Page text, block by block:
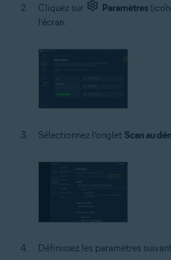
Cliquez sur Paramètres
l’écran.
Sélectionnez l’onglet Scan au
Définissez les paramètres